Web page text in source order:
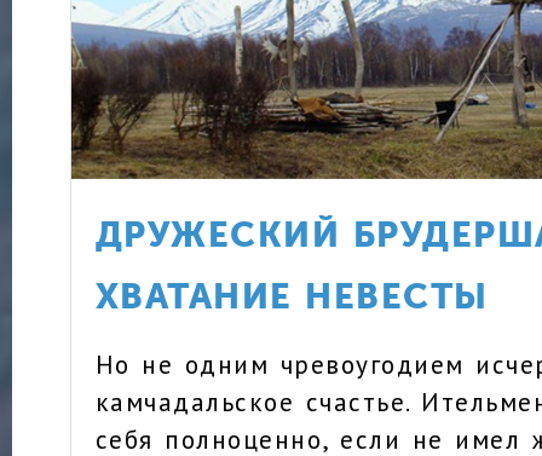
ДРУЖЕСКИЙ
ХВАТАНИЕ НЕВЕСТЫ
Но не одним чревоугодием
камчадальское счастье.
себя полноценно, если не имел